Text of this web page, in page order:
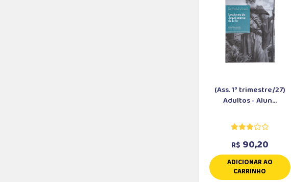
(Ass. 1º trimestre/27)
Adultos - Alun...
R$ 90,20
ADICIONAR AO
CARRINHO